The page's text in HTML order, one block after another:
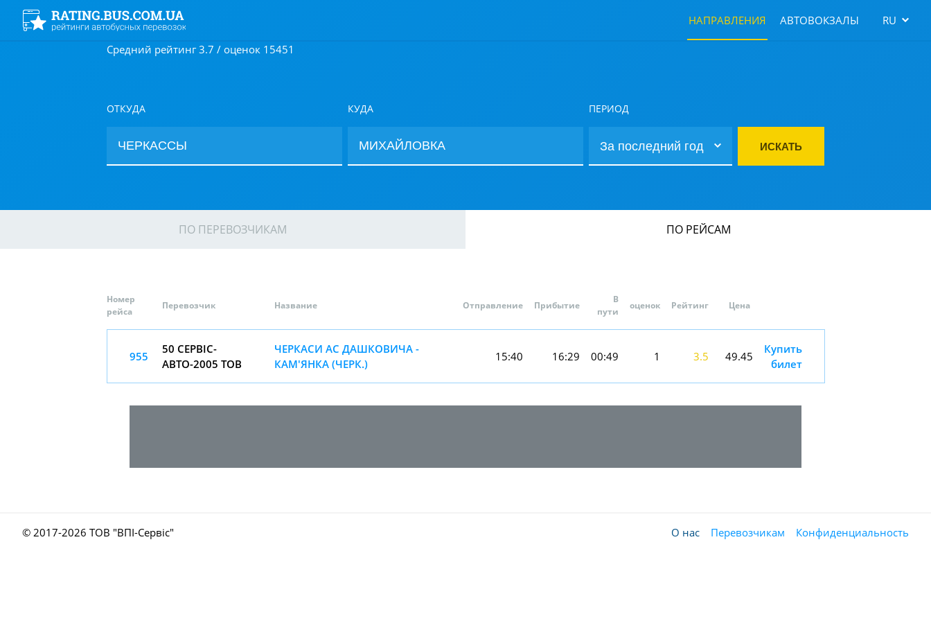
НАПРАВЛЕНИЯ АВТОВОКЗАЛЫ RU
Средний рейтинг 3.7 / оценок 15451
ОТКУДА КУДА ПЕРИОД
ИСКАТЬ
ПО ПЕРЕВОЗЧИКАМ ПО РЕЙСАМ
Номер
рейса
Перевозчик Название Отправление Прибытие
В
пути
оценок Рейтинг Цена
955
50 СЕРВІС-
АВТО-2005 ТОВ
ЧЕРКАСИ АС ДАШКОВИЧА -
КАМ'ЯНКА (ЧЕРК.)
15:40 16:29 00:49 1 3.5 49.45
Купить
билет
© 2017-2026 ТОВ "ВПІ-Сервіс" О нас Перевозчикам Конфиденциальность